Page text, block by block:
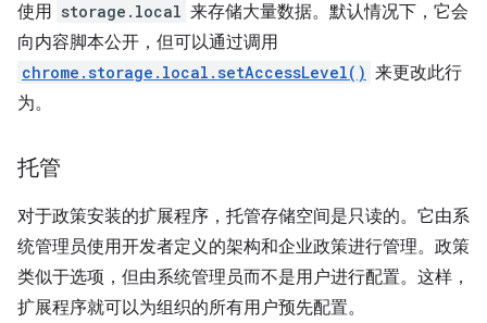
使用 storage.local 来存储大量数据。默认情况下，它会
向内容脚本公开，但可以通过调用
chrome.storage.local.setAccessLevel() 来更改此行
为。
托管
对于政策安装的扩展程序，托管存储空间是只读的。它由系
统管理员使用开发者定义的架构和企业政策进行管理。政策
类似于选项，但由系统管理员而不是用户进行配置。这样，
扩展程序就可以为组织的所有用户预先配置。